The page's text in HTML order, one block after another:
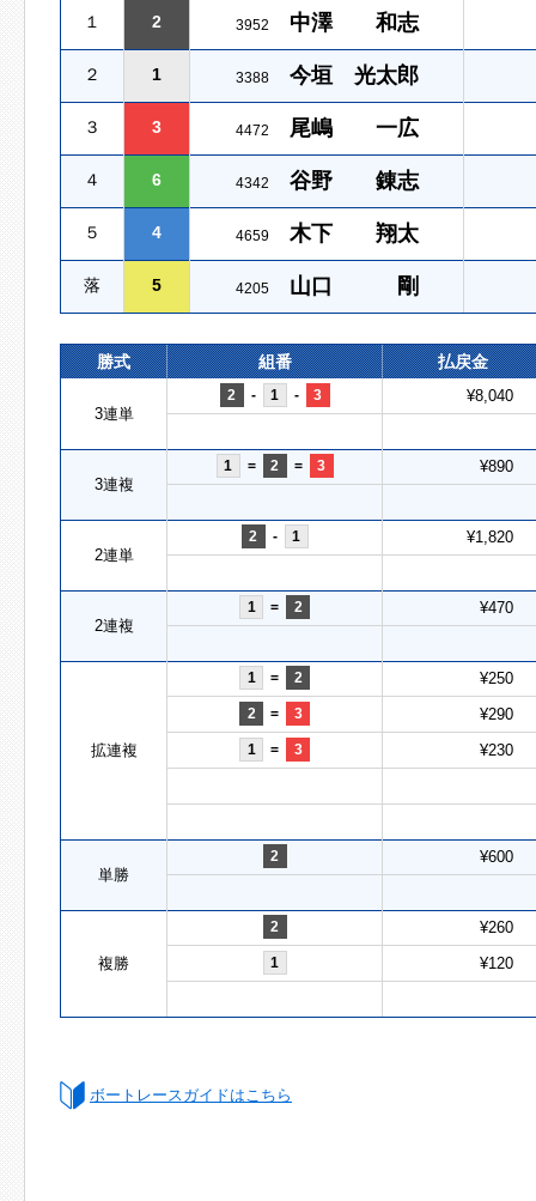
１ 2 3952 中澤 和志
２ 1 3388 今垣 光太郎
３ 3 4472 尾嶋 一広
４ 6 4342 谷野 錬志
５ 4 4659 木下 翔太
落 5 4205 山口 剛
勝式 組番 払戻金
3連単
2 - 1 - 3 ¥8,040
3連複
1 = 2 = 3 ¥890
2連単
2 - 1 ¥1,820
2連複
1 = 2 ¥470
拡連複
1 = 2 ¥250
2 = 3 ¥290
1 = 3 ¥230
単勝
2 ¥600
複勝
2 ¥260
1 ¥120
ボートレースガイドはこちら